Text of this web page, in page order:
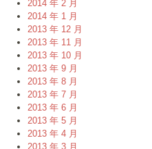
2014 年 2 月
2014 年 1 月
2013 年 12 月
2013 年 11 月
2013 年 10 月
2013 年 9 月
2013 年 8 月
2013 年 7 月
2013 年 6 月
2013 年 5 月
2013 年 4 月
2013 年 3 月